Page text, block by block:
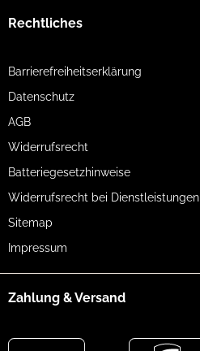
Rechtliches
Barrierefreiheitserklärung
Datenschutz
AGB
Widerrufsrecht
Batteriegesetzhinweise
Widerrufsrecht bei Dienstleistungen
Sitemap
Impressum
Zahlung & Versand